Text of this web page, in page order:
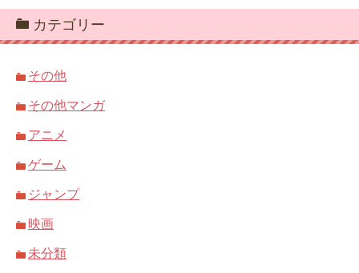
カテゴリー
その他
その他マンガ
アニメ
ゲーム
ジャンプ
映画
未分類